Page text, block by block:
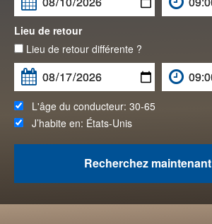
Lieu de retour
Lieu de retour différente ?
L'âge du conducteur: 30-65
J’habite en: États-Unis
Recherchez maintenant